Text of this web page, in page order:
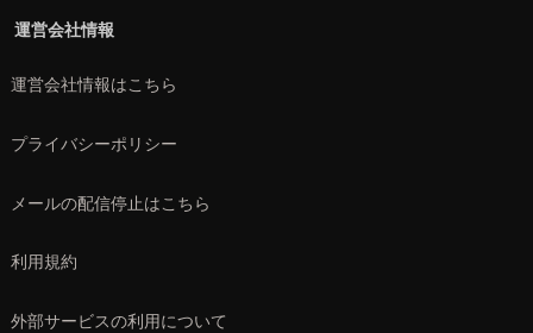
運営会社情報
運営会社情報はこちら
プライバシーポリシー
メールの配信停止はこちら
利用規約
外部サービスの利用について